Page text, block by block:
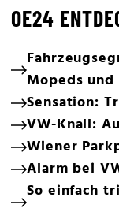
OE24
Mopeds und
Sensation:
VW-Knall:
Wiener
Alarm bei
So einfach